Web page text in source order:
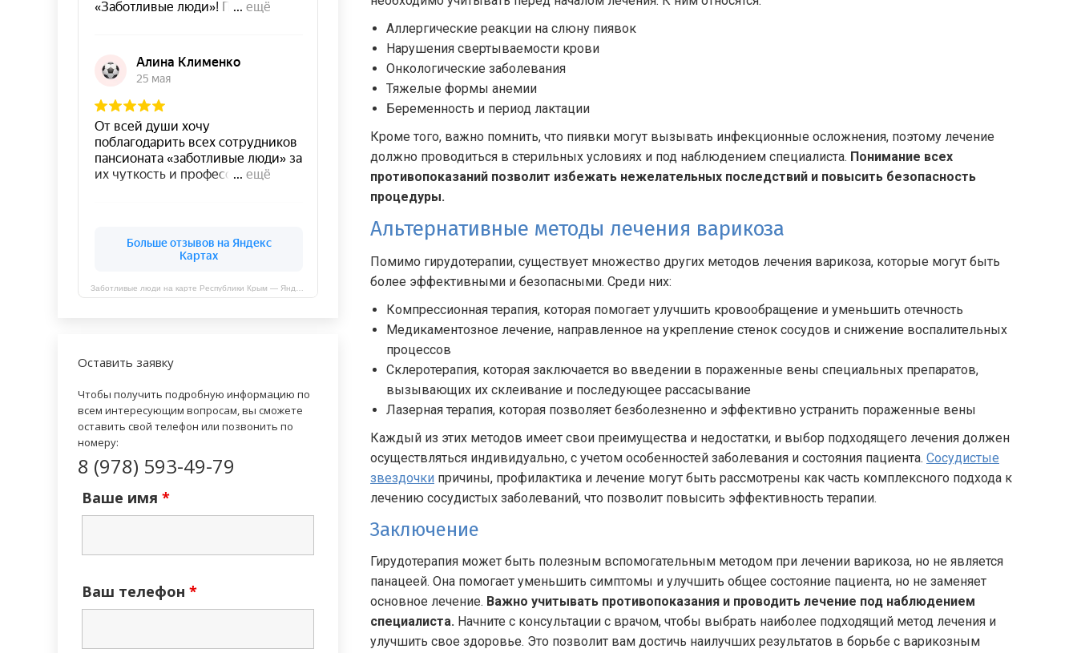
Аллергические реакции на слюну пиявок
Нарушения свертываемости крови
Онкологические заболевания
Тяжелые формы анемии
Беременность и период лактации
Кроме того, важно помнить, что пиявки могут вызывать инфекционные осложнения, поэтому лечение
должно проводиться в стерильных условиях и под наблюдением специалиста. Понимание всех
противопоказаний позволит избежать нежелательных последствий и повысить безопасность
процедуры.
Альтернативные методы лечения варикоза
Помимо гирудотерапии, существует множество других методов лечения варикоза, которые могут быть
более эффективными и безопасными. Среди них:
Компрессионная терапия, которая помогает улучшить кровообращение и уменьшить отечность
Медикаментозное лечение, направленное на укрепление стенок сосудов и снижение воспалительных
процессов
Склеротерапия, которая заключается во введении в пораженные вены специальных препаратов,
вызывающих их склеивание и последующее рассасывание
Лазерная терапия, которая позволяет безболезненно и эффективно устранить пораженные вены
Каждый из этих методов имеет свои преимущества и недостатки, и выбор подходящего лечения должен
осуществляться индивидуально, с учетом особенностей заболевания и состояния пациента. Сосудистые
звездочки причины, профилактика и лечение могут быть рассмотрены как часть комплексного подхода к
лечению сосудистых заболеваний, что позволит повысить эффективность терапии.
Заключение
Гирудотерапия может быть полезным вспомогательным методом при лечении варикоза, но не является
панацеей. Она помогает уменьшить симптомы и улучшить общее состояние пациента, но не заменяет
основное лечение. Важно учитывать противопоказания и проводить лечение под наблюдением
специалиста. Начните с консультации с врачом, чтобы выбрать наиболее подходящий метод лечения и
улучшить свое здоровье. Это позволит вам достичь наилучших результатов в борьбе с варикозным
Оставить заявку
Чтобы получить подробную информацию по
всем интересующим вопросам, вы сможете
оставить свой телефон или позвонить по
номеру:
8 (978) 593-49-79
Ваше имя *
Ваш телефон *